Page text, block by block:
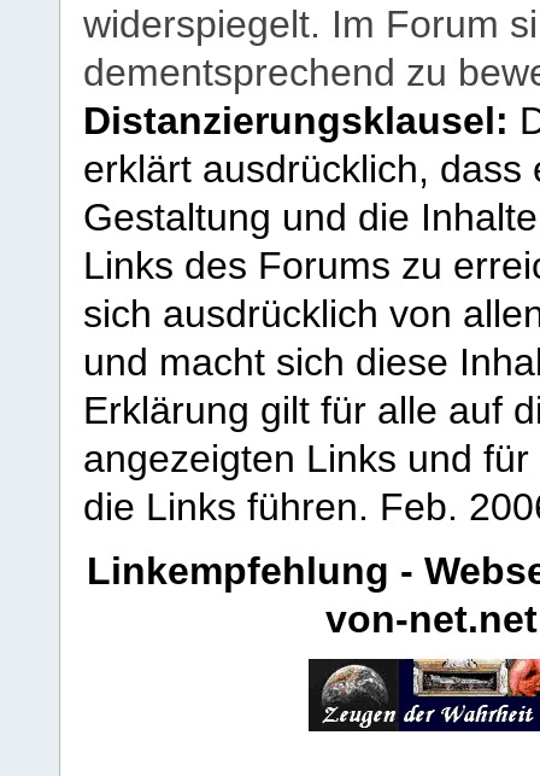
widerspiegelt. Im Forum
dementsprechend zu
Distanzierungsklausel:
erklärt ausdrücklich,
Gestaltung und die
Links des Forums zu
sich ausdrücklich von
und macht sich diese
Erklärung gilt für alle auf
angezeigten Links und
die Links führen. Feb.
Linkempfehlung -
von-net.net